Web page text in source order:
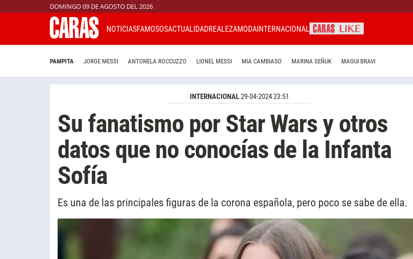
DOMINGO 09 DE AGOSTO DEL 2026
NOTICIASFAMOSOSACTUALIDADREALEZAMODAINTERNACIONAL
PAMPITA JORGE MESSI ANTONELA ROCCUZZO LIONEL MESSI MIA CAMBIASO MARINA SEÑUK MAGUI BRAVI
INTERNACIONAL29-04-2024 23:51
Su fanatismo por Star Wars y otros
datos que no conocías de la Infanta
Sofía
Es una de las principales figuras de la corona española, pero poco se sabe de ella.